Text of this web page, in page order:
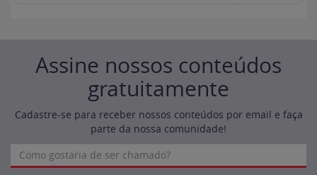
Assine nossos conteúdos
gratuitamente
Cadastre-se para receber nossos conteúdos por email e faça
parte da nossa comunidade!